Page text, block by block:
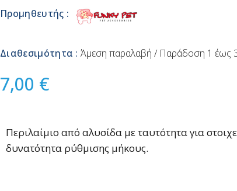
Προμηθευτής :
Διαθεσιμότητα :Άμεση παραλαβή / Παράδoση 1 έως
7,00 €
Περιλαίμιο από αλυσίδα με ταυτότητα για
δυνατότητα ρύθμισης μήκους.